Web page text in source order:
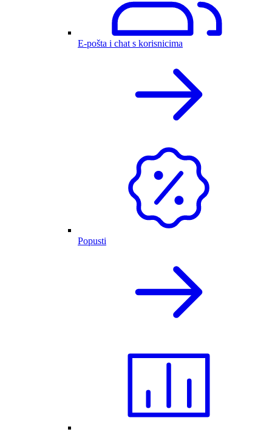
E-pošta i chat s korisnicima
Popusti